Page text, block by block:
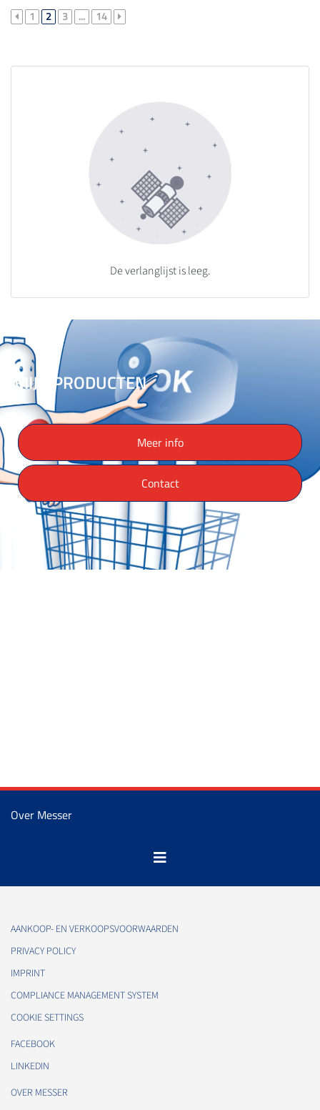
1 2 3 ... 14
De verlanglijst is leeg.
MIJN PRODUCTEN
Meer info
Contact
Over Messer
AANKOOP- EN VERKOOPSVOORWAARDEN
PRIVACY POLICY
IMPRINT
COMPLIANCE MANAGEMENT SYSTEM
COOKIE SETTINGS
FACEBOOK
LINKEDIN
OVER MESSER